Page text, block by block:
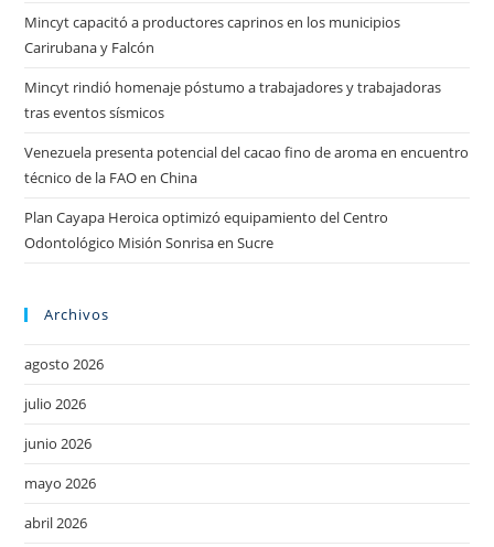
Mincyt capacitó a productores caprinos en los municipios
Carirubana y Falcón
Mincyt rindió homenaje póstumo a trabajadores y trabajadoras
tras eventos sísmicos
Venezuela presenta potencial del cacao fino de aroma en encuentro
técnico de la FAO en China
Plan Cayapa Heroica optimizó equipamiento del Centro
Odontológico Misión Sonrisa en Sucre
Archivos
agosto 2026
julio 2026
junio 2026
mayo 2026
abril 2026